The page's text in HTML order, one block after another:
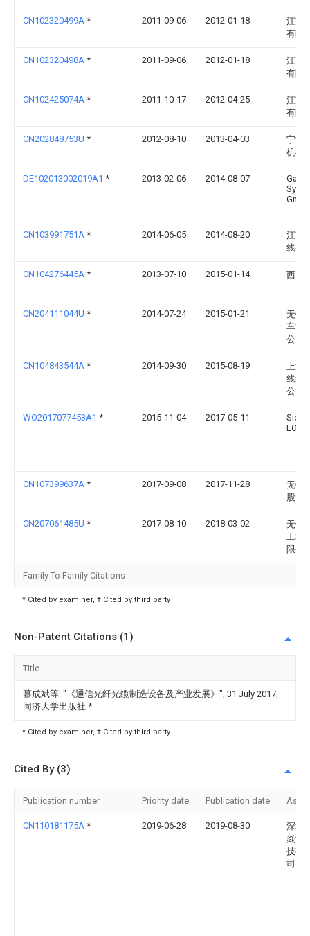
CN102320499A * 2011-09-06 2012-01-18
江苏
有限
CN102320498A * 2011-09-06 2012-01-18
江苏
有限
CN102425074A * 2011-10-17 2012-04-25
江苏
有限
CN202848753U * 2012-08-10 2013-04-03
宁波
机械
DE102013002019A1 * 2013-02-06 2014-08-07
Gabo
Gmbh
CN103991751A * 2014-06-05 2014-08-20
江苏
线有
CN104276445A * 2013-07-10 2015-01-14 西门
CN204111044U * 2014-07-24 2015-01-21
无锡
车零
公司
CN104843544A * 2014-09-30 2015-08-19
上海
线缆
公司
WO2017077453A1 * 2015-11-04 2017-05-11
CN107399637A * 2017-09-08 2017-11-28
无锡
股份
CN207061485U * 2017-08-10 2018-03-02
无锡
工机
限公
Family To Family Citations
* Cited by examiner, † Cited by third party
Non-Patent Citations (1)
Title
慕成斌等: "《通信光纤光缆制造设备及产业发展》", 31 July 2017,
同济大学出版社 *
* Cited by examiner, † Cited by third party
Cited By (3)
Publication number Priority date Publication date
CN110181175A * 2019-06-28 2019-08-30
深圳
焱激
技有
司